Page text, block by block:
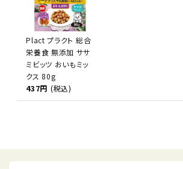
Plact プラクト 総合
栄養食 無添加 ササ
ミビッツ おいもミッ
クス 80g
437円 (税込)